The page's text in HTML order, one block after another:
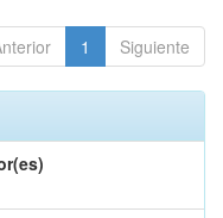
1 Siguiente